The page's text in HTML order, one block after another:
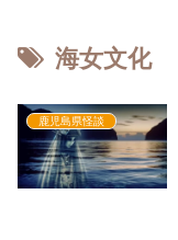
海女文化
鹿児島県怪談